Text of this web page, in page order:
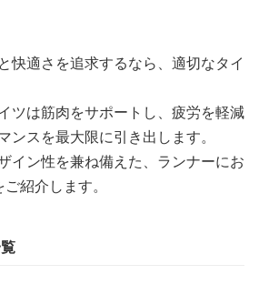
快適さを追求するなら、適切なタイ
ツは筋肉をサポートし、疲労を軽減
ンスを最大限に引き出します。
イン性を兼ね備えた、ランナーにお
紹介します。